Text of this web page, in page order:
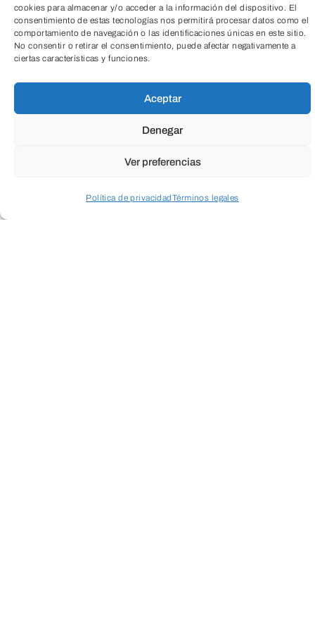
cookies para almacenar y/o acceder a la información del dispositivo. El
consentimiento de estas tecnologías nos permitirá procesar datos como el
comportamiento de navegación o las identificaciones únicas en este sitio.
No consentir o retirar el consentimiento, puede afectar negativamente a
ciertas características y funciones.
Aceptar
Denegar
Ver preferencias
Política de privacidadTérminos legales
gira con varios músicos de jazz
por Perú.
Ander Solabarrieta desde los ocho años
adquiere formación académica de Fagot
y Guitarra Eléctrica en la Escuela
Municipal de Música y Danza de
Donostia-San Sebastián.
Incógnita y otros tres con la banda